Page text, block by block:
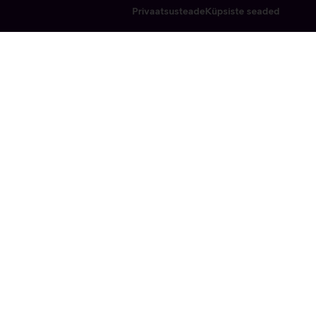
PrivaatsusteadeKüpsiste seaded